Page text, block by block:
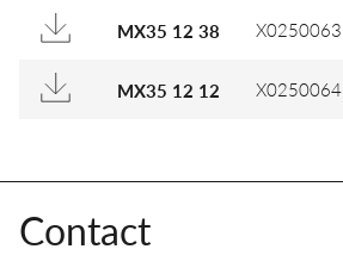
MX35 12 38 X0250063
MX35 12 12 X0250064
Contact